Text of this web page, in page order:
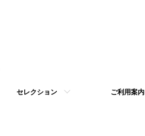
セレクション ご利用案内